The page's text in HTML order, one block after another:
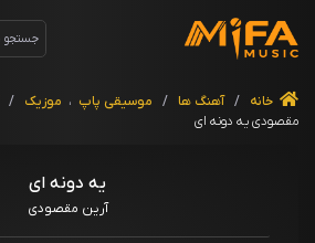
خانه / آهنگ ها / موسیقی پاپ ، موزیک /
مقصودی یه دونه ای
یه دونه ای
آرین مقصودی